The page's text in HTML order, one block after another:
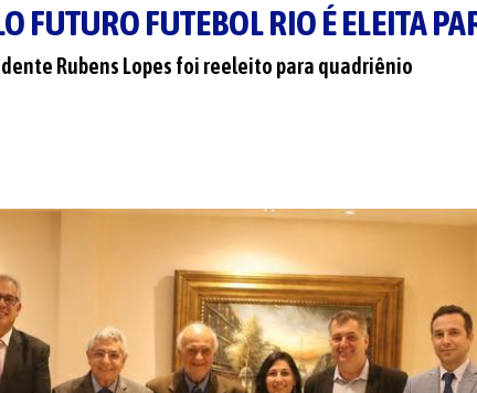
FUTURO FUTEBOL RIO É ELEITA
Rubens Lopes foi reeleito para quadriênio